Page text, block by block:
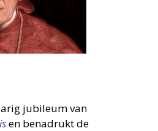
jubileum van
en benadrukt de